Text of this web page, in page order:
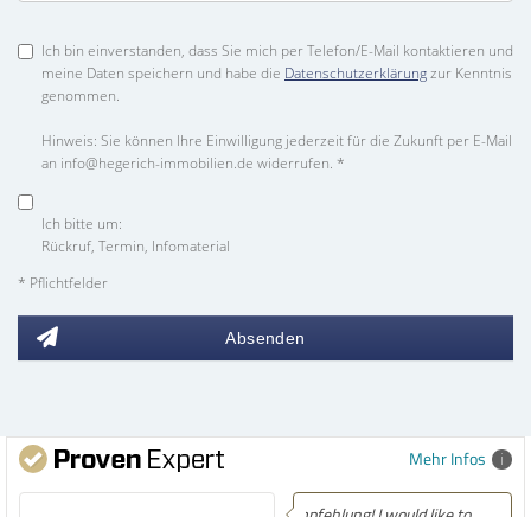
Ich bin einverstanden, dass Sie mich per Telefon/E-Mail kontaktieren und
meine Daten speichern und habe die Datenschutzerklärungzur Kenntnis
genommen.
Hinweis: Sie können Ihre Einwilligung jederzeit für die Zukunft per E-Mail
an info@hegerich-immobilien.de widerrufen. *
Ich bitte um:
Rückruf, Termin, Infomaterial
* Pflichtfelder
Absenden
Mehr Infos